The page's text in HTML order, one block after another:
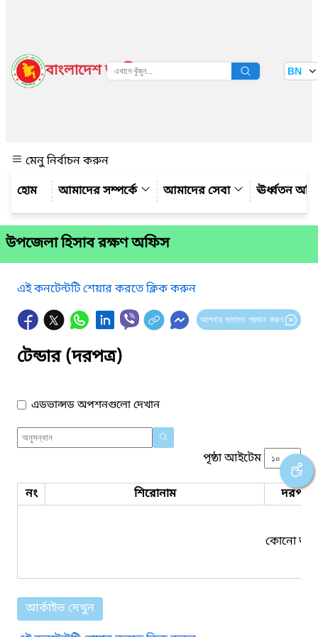
বাংলাদেশ জাতীয় তথ্য বাতায়ন BN
মেনু নির্বাচন করুন
আমাদের সম্পর্কে
আমাদের সেবা ঊর্ধ্বতন
উপজেলা হিসাব রক্ষণ অফিস
এই কনটেন্টটি শেয়ার করতে ক্লিক করুন
আপনার মতামত প্রদান করুন
টেন্ডার (দরপত্র)
এডভান্সড অপশনগুলো দেখান
পৃষ্ঠা আইটেম
নং শিরোনাম দরপত্র
কোনো তথ্য
আর্কাইভ দেখুন